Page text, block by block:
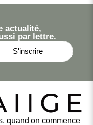
actualité,
par lettre.
S'inscrire
quand on commence